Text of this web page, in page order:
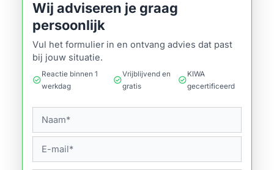
Wij adviseren je graag
persoonlijk
Vul het formulier in en ontvang advies dat past
bij jouw situatie.
check_circle
Reactie binnen 1
werkdag
check_circle
Vrijblijvend en
gratis
check_circle
KIWA
gecertificeerd